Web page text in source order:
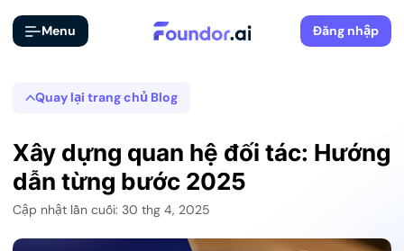
Menu Đăng nhập
Quay lại trang chủ Blog
Xây dựng quan hệ đối tác: Hướng
dẫn từng bước 2025
Cập nhật lần cuối: 30 thg 4, 2025